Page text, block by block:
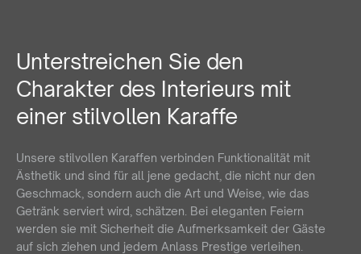
Unterstreichen Sie den
Charakter des Interieurs mit
einer stilvollen Karaffe
Unsere stilvollen Karaffen verbinden Funktionalität mit
Ästhetik und sind für all jene gedacht, die nicht nur den
Geschmack, sondern auch die Art und Weise, wie das
Getränk serviert wird, schätzen. Bei eleganten Feiern
werden sie mit Sicherheit die Aufmerksamkeit der Gäste
auf sich ziehen und jedem Anlass Prestige verleihen.